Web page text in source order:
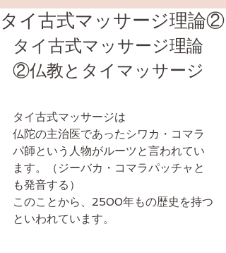
タイ古式マッサージ理論②
タイ古式マッサージ理論
②仏教とタイマッサージ
タイ古式マッサージは
仏陀の主治医であったシワカ・コマラ
パ師という人物がルーツと言われてい
ます。（ジーバカ・コマラパッチャと
も発音する）
このことから、2500年もの歴史を持つ
といわれています。